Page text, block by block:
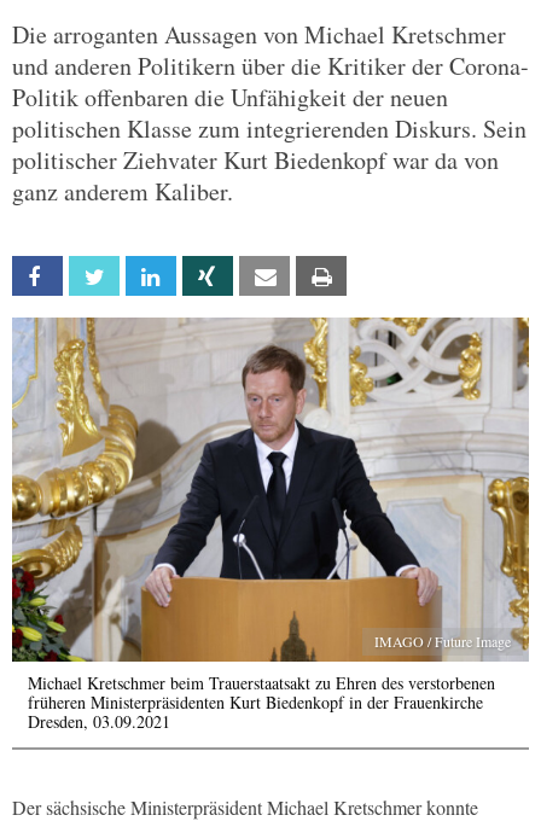
Die arroganten Aussagen von Michael Kretschmer
und anderen Politikern über die Kritiker der Corona-
Politik offenbaren die Unfähigkeit der neuen
politischen Klasse zum integrierenden Diskurs. Sein
politischer Ziehvater Kurt Biedenkopf war da von
ganz anderem Kaliber.
Facebook Twitter Linkedin Xing Email
IMAGO / Future Image
Michael Kretschmer beim Trauerstaatsakt zu Ehren des verstorbenen
früheren Ministerpräsidenten Kurt Biedenkopf in der Frauenkirche
Dresden, 03.09.2021
Der sächsische Ministerpräsident Michael Kretschmer konnte